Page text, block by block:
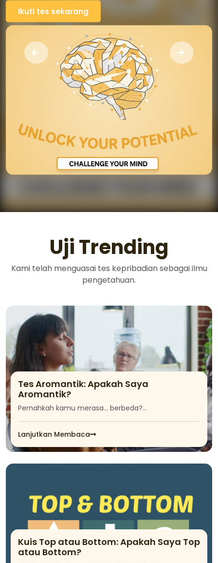
Ikuti tes sekarang
Uji Trending
Kami telah menguasai tes kepribadian sebagai ilmu
pengetahuan.
Tes Aromantik: Apakah Saya
Aromantik?
Pernahkah kamu merasa… berbeda?…
Lanjutkan Membaca
Kuis Top atau Bottom: Apakah Saya Top
atau Bottom?